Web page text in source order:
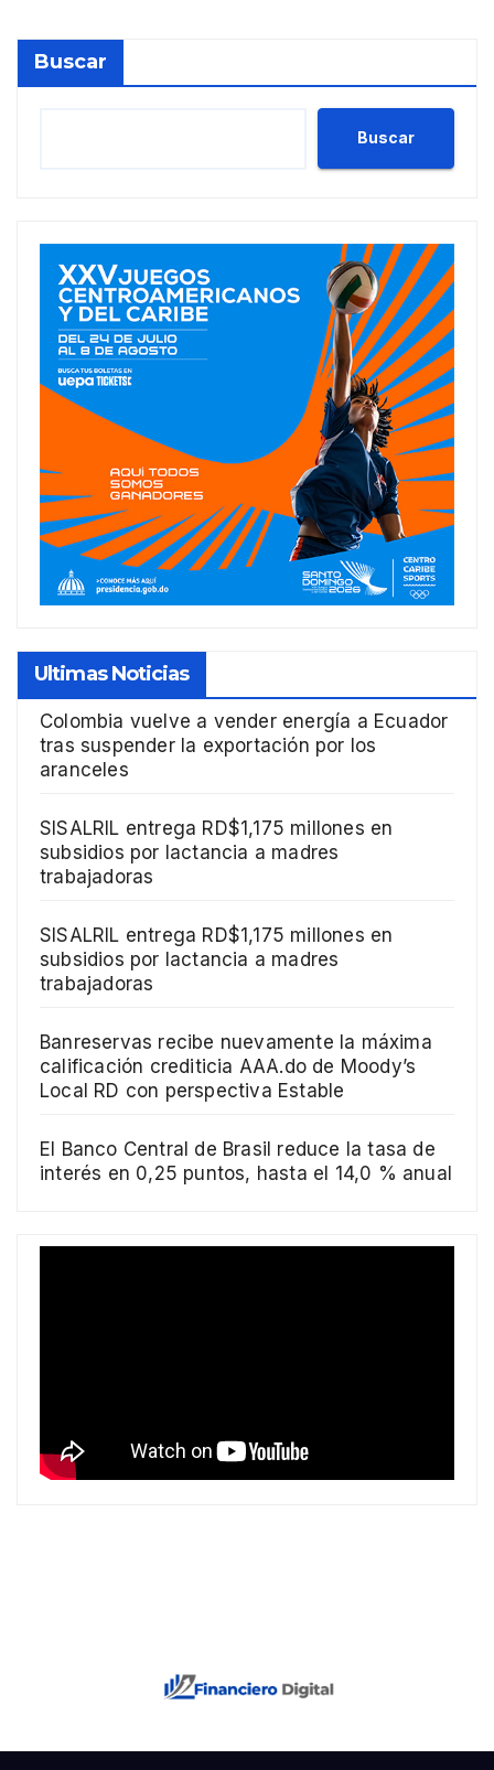
Buscar
Buscar
Ultimas Noticias
Colombia vuelve a vender energía a Ecuador
tras suspender la exportación por los
aranceles
SISALRIL entrega RD$1,175 millones en
subsidios por lactancia a madres
trabajadoras
SISALRIL entrega RD$1,175 millones en
subsidios por lactancia a madres
trabajadoras
Banreservas recibe nuevamente la máxima
calificación crediticia AAA.do de Moody’s
Local RD con perspectiva Estable
El Banco Central de Brasil reduce la tasa de
interés en 0,25 puntos, hasta el 14,0 % anual